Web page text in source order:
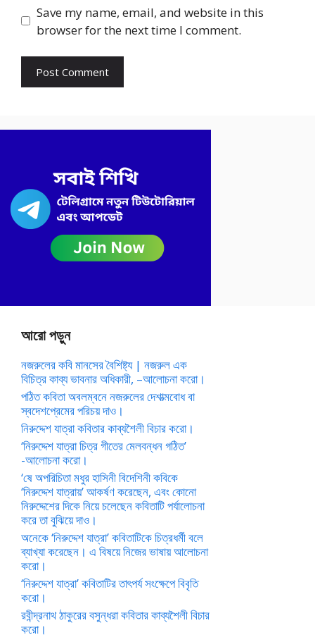
Save my name, email, and website in this
browser for the next time I comment.
আরো পড়ুন
নজরুলের কবি মানসের বৈশিষ্ট্য | নজরুল এক
বিচিত্র কাব্য ভাবনার অধিকারী, –আলোচনা করো।
পঠিত কবিতা অবলম্বনে নজরুলের দেশাত্মবোধ বা
স্বদেশপ্রেমের পরিচয় দাও।
নিরুদ্দেশ যাত্রা কবিতার কাব্যশৈলী বিচার করো।
‘নিরুদ্দেশ যাত্রা চিত্র গীতের মেলবন্ধন গঠিত’
-আলোচনা করো।
‘ষে অপরিচিতা মধুর হাসিনী বিদেশিনী কবিকে
‘নিরুদ্দেশ যাত্রায়’ আকর্ষণ করেছেন, এবং কোনো
নিরুদ্দেশের দিকে নিয়ে চলেছেন কবিতাটি পর্যালোচনা
করে তা বুঝিয়ে দাও।
অনেকে ‘নিরুদ্দেশ যাত্রা’ কবিতাটিকে চিত্রধর্মী বলে
ব্যাখ্যা করেছেন। এ বিষয়ে নিজের ভাষায় আলোচনা
করো।
‘নিরুদ্দেশ যাত্রা’ কবিতাটির তাৎপর্য সংক্ষেপে বিবৃতি
করো।
রবীন্দ্রনাথ ঠাকুরের বসুন্ধরা কবিতার কাব্যশৈলী বিচার
করো।